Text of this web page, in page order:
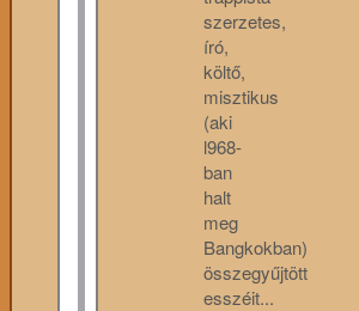
szerzetes,
író,
költő,
misztikus
(aki
l968-
ban
halt
meg
Bangkokban)
összegyűjtött
esszéit...